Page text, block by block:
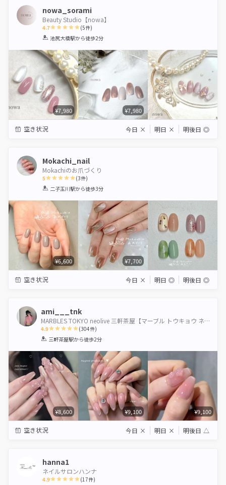
nowa_sorami
Beauty Studio【nowa】
4.7
1 2 3 4 5
(5件)
池尻大橋駅から徒歩2分
¥7,980 ¥7,980
空き状況 今日 × 明日 × 明後日 ◎
Mokachi_nail
Mokachiのお爪づくり
5
1 2 3 4 5
(3件)
二子玉川駅から徒歩3分
¥6,600 ¥7,700
空き状況 今日 × 明日 ◎ 明後日 ◎
ami___tnk
MARBLES TOKYO neolive 三軒茶屋【マーブル トウキョウ ネオリーブ】
4.9
1 2 3 4 5
(304件)
三軒茶屋駅から徒歩2分
¥8,600 ¥9,100 ¥9,100
空き状況 今日 × 明日 × 明後日 △
hanna1
ネイルサロンハンナ
4.9 (17件)